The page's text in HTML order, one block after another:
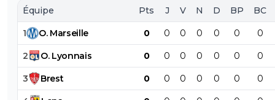
Équipe Pts J V N D BP BC
1 O. Marseille 0 0 0 0 0 0 0
2 O. Lyonnais 0 0 0 0 0 0 0
3 Brest 0 0 0 0 0 0 0